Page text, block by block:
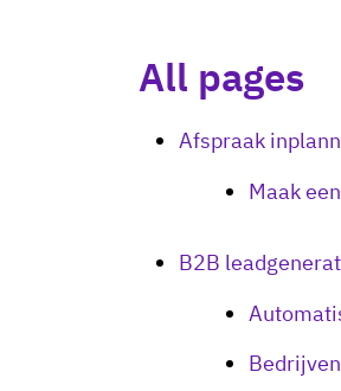
All pages
Afspraak
Maak
B2B